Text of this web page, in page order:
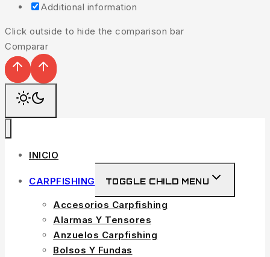
Additional information
Click outside to hide the comparison bar
Comparar
INICIO
CARPFISHING TOGGLE CHILD MENU
Accesorios Carpfishing
Alarmas Y Tensores
Anzuelos Carpfishing
Bolsos Y Fundas